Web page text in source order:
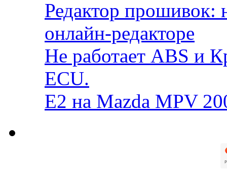
Редактор прошивок:
онлайн-редакторе
Не работает ABS и
ECU.
E2 на Mazda MPV